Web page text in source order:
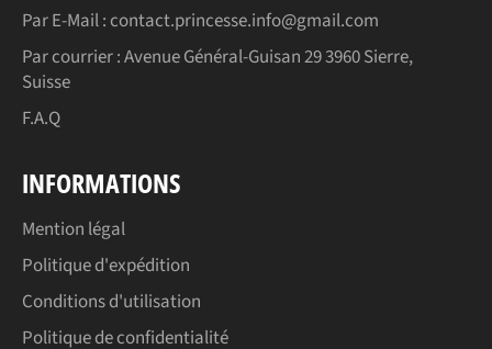
Par E-Mail : contact.princesse.info@gmail.com
Par courrier : Avenue Général-Guisan 29 3960 Sierre,
Suisse
F.A.Q
INFORMATIONS
Mention légal
Politique d'expédition
Conditions d'utilisation
Politique de confidentialité